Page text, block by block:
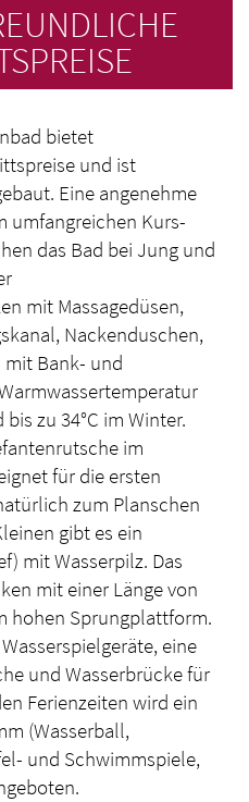
bietet
und ist
Eine angenehme
umfangreichen Kurs-
das Bad bei Jung und
mit Massagedüsen,
Nackenduschen,
Bank- und
zu 34°C im Winter.
im
für die ersten
zum Planschen
gibt es ein
mit Wasserpilz. Das
mit einer Länge von
hohen Sprungplattform.
eine
und Wasserbrücke für
Ferienzeiten wird ein
(Wasserball,
und Schwimmspiele,